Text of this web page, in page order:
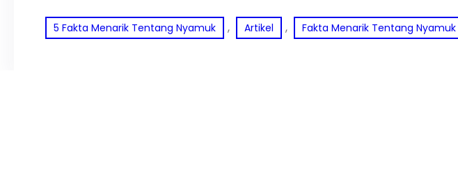
5 Fakta Menarik Tentang Nyamuk , Artikel , Fakta Menarik Tentang Nyamuk